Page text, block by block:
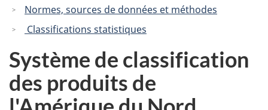
Normes, sources de données et méthodes
Classifications statistiques
Système de classification
des produits de